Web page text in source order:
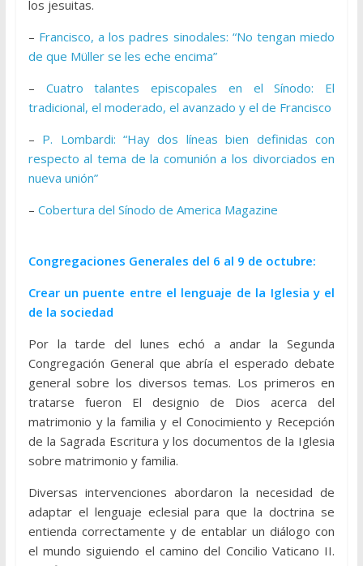
los jesuitas.
– Francisco, a los padres sinodales: “No tengan miedo
de que Müller se les eche encima”
– Cuatro talantes episcopales en el Sínodo: El
tradicional, el moderado, el avanzado y el de Francisco
– P. Lombardi: “Hay dos líneas bien definidas con
respecto al tema de la comunión a los divorciados en
nueva unión”
– Cobertura del Sínodo de America Magazine
Congregaciones Generales del 6 al 9 de octubre:
Crear un puente entre el lenguaje de la Iglesia y el
de la sociedad
Por la tarde del lunes echó a andar la Segunda
Congregación General que abría el esperado debate
general sobre los diversos temas. Los primeros en
tratarse fueron El designio de Dios acerca del
matrimonio y la familia y el Conocimiento y Recepción
de la Sagrada Escritura y los documentos de la Iglesia
sobre matrimonio y familia.
Diversas intervenciones abordaron la necesidad de
adaptar el lenguaje eclesial para que la doctrina se
entienda correctamente y de entablar un diálogo con
el mundo siguiendo el camino del Concilio Vaticano II.